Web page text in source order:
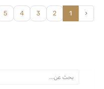
‹
1
2
3
4
5